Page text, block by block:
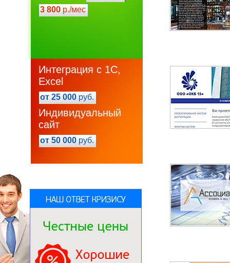
3 800 р./мес
Интеграция с 1С,
Excel
от 25 000 руб.
Индивидуальный
сайт
от 50 000 руб.